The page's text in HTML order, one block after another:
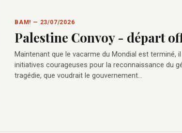
BAM! — 23/07/2026
Palestine Convoy - départ
Maintenant que le vacarme du Mondial est terminé,
initiatives courageuses pour la reconnaissance du
tragédie, que voudrait le gouvernement…